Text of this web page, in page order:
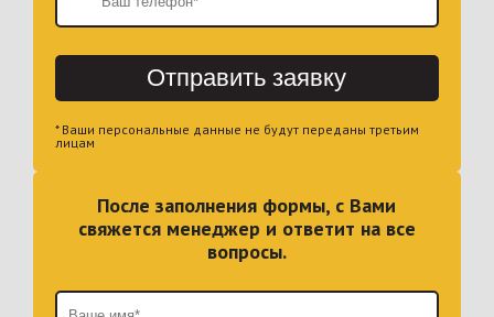
Отправить заявку
* Ваши персональные данные не будут переданы третьим
лицам
После заполнения формы, с Вами
свяжется менеджер и ответит на все
вопросы.